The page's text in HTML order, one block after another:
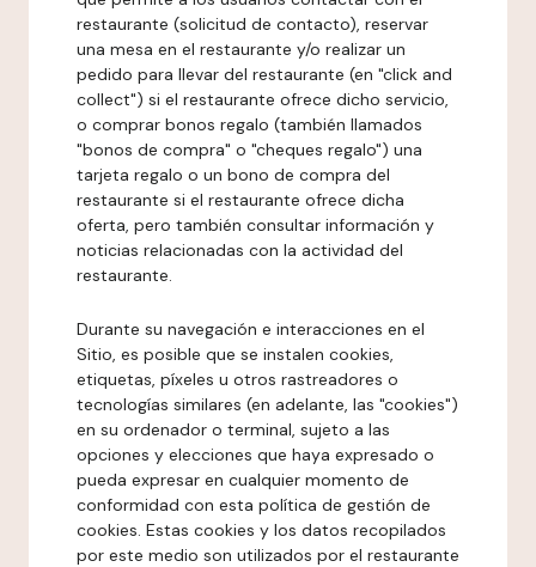
restaurante (solicitud de contacto), reservar
una mesa en el restaurante y/o realizar un
pedido para llevar del restaurante (en "click and
collect") si el restaurante ofrece dicho servicio,
o comprar bonos regalo (también llamados
"bonos de compra" o "cheques regalo") una
tarjeta regalo o un bono de compra del
restaurante si el restaurante ofrece dicha
oferta, pero también consultar información y
noticias relacionadas con la actividad del
restaurante.
Durante su navegación e interacciones en el
Sitio, es posible que se instalen cookies,
etiquetas, píxeles u otros rastreadores o
tecnologías similares (en adelante, las "cookies")
en su ordenador o terminal, sujeto a las
opciones y elecciones que haya expresado o
pueda expresar en cualquier momento de
conformidad con esta política de gestión de
cookies. Estas cookies y los datos recopilados
por este medio son utilizados por el restaurante